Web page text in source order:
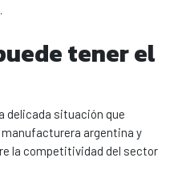
tener el
delicada situación que
argentina y
la competitividad del sector